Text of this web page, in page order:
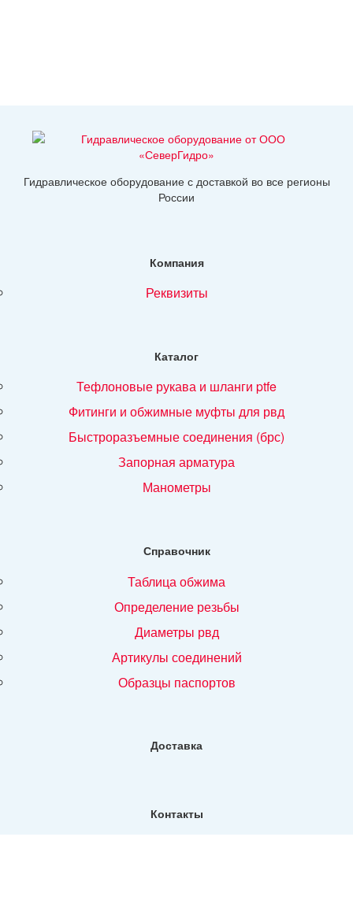
Гидравлическое оборудование с доставкой во все регионы
России
Компания
реквизиты
Каталог
тефлоновые рукава и шланги ptfe
фитинги и обжимные муфты для рвд
быстроразъемные соединения (брс)
запорная арматура
манометры
Справочник
таблица обжима
определение резьбы
диаметры рвд
артикулы соединений
образцы паспортов
Доставка
Контакты